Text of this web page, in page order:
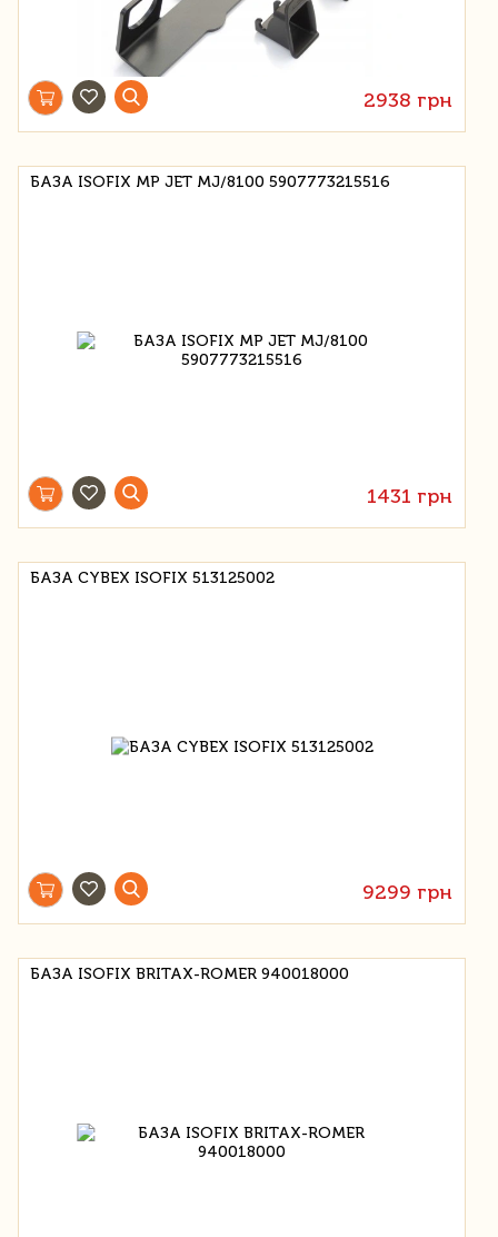
2938 грн
БАЗА ISOFIX MP JET MJ/8100 5907773215516
1431 грн
БАЗА CYBEX ISOFIX 513125002
9299 грн
БАЗА ISOFIX BRITAX-ROMER 940018000